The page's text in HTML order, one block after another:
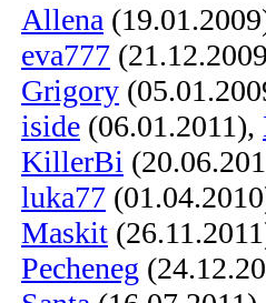
Allena
eva777
Grigory
iside (06.01.2011),
KillerBi
luka77
Maskit
Pecheneg